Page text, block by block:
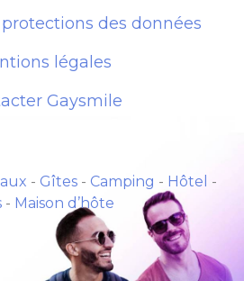
des données
légales
Gaysmile
- Gîtes- Camping - Hôtel -
- Maison d’hôte